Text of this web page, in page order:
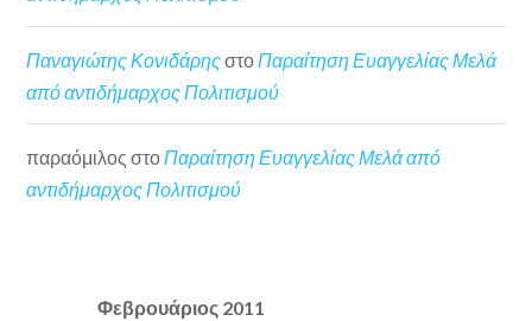
Παναγιώτης Κονιδάρηςστο Παραίτηση Ευαγγελίας Μελά
από αντιδήμαρχος Πολιτισμού
παραόμιλος στοΠαραίτηση Ευαγγελίας Μελά από
αντιδήμαρχος Πολιτισμού
Φεβρουάριος 2011